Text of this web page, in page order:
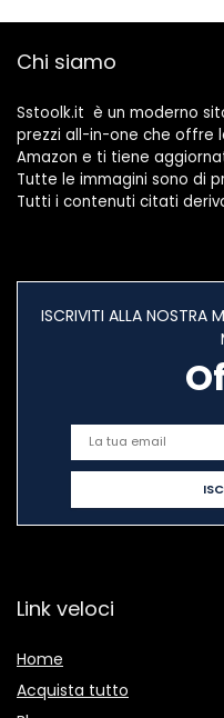
Chi siamo
Sstoolk.it è un moderno
prezzi all-in-one che offre
Amazon e ti tiene
Tutte le immagini sono di
Tutti i contenuti citati
ISCRIVITI ALLA NOSTRA
Link veloci
Home
Acquista tutto